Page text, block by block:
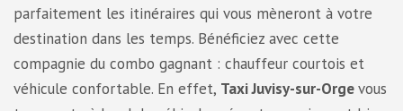
parfaitement les itinéraires qui vous mèneront à votre
destination dans les temps. Bénéficiez avec cette
compagnie du combo gagnant : chauffeur courtois et
véhicule confortable. En effet, Taxi Juvisy-sur-Orgevous